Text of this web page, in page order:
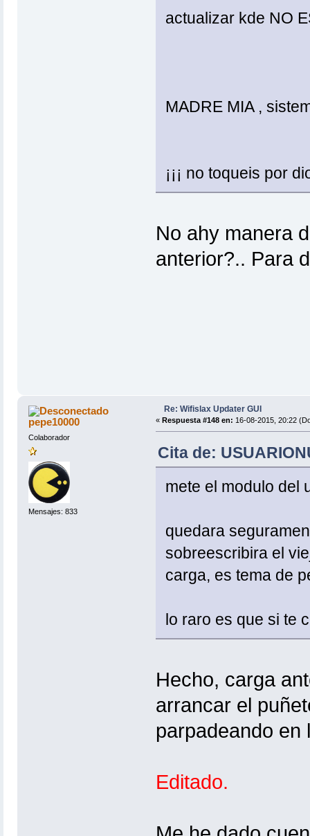
actualizar kde NO
MADRE MIA ,
¡¡¡ no toqueis por
No ahy manera
anterior?.. Para
pepe10000
Colaborador
Mensajes: 833
Re: Wifislax Updater GUI
« Respuesta #148 en: 16-08-2015, 20:22
Cita de:
mete el modulo del
quedara
sobreescribira el
carga, es tema de
lo raro es que si te
Hecho, carga
arrancar el
parpadeando en
Editado.